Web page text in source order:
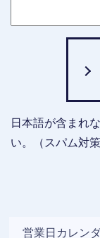
日本語が含まれ
い。（スパム対策
営業日カレン